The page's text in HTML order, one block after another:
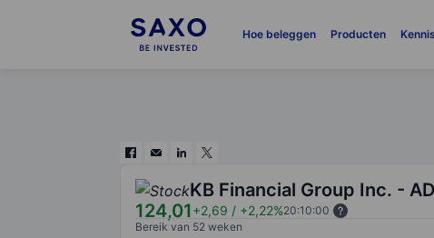
Hoe beleggen Producten
KB Financial Group Inc. -
124,01+2,69 / +2,22%20:10:00
Bereik van 52 weken